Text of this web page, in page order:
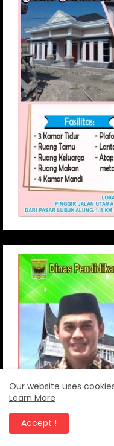
Our website uses
Learn More
Accept !